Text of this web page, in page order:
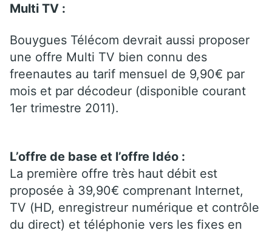
Multi TV :
Bouygues Télécom devrait aussi proposer
une offre Multi TV bien connu des
freenautes au tarif mensuel de 9,90€ par
mois et par décodeur (disponible courant
1er trimestre 2011).
L’offre de base et l’offre Idéo :
La première offre très haut débit est
proposée à 39,90€ comprenant Internet,
TV (HD, enregistreur numérique et contrôle
du direct) et téléphonie vers les fixes en